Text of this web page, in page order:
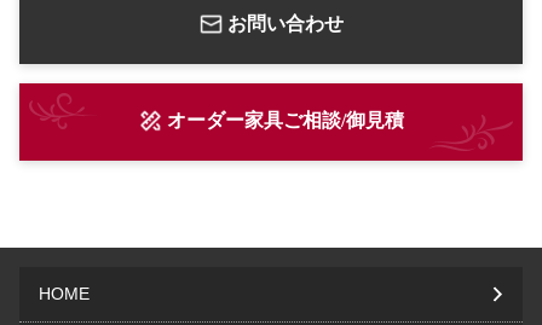
お問い合わせ
オーダー家具ご相談/御見積
HOME